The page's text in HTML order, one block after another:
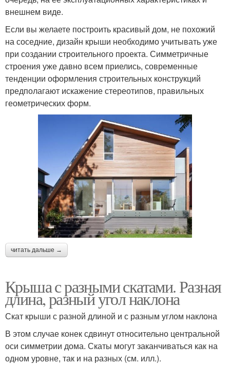
внешнем виде.
Если вы желаете построить красивый дом, не похожий
на соседние, дизайн крыши необходимо учитывать уже
при создании строительного проекта. Симметричные
строения уже давно всем приелись, современные
тенденции оформления строительных конструкций
предполагают искажение стереотипов, правильных
геометрических форм.
читать дальше →
Крыша с разными скатами. Разная
длина, разный угол наклона
Скат крыши с разной длиной и с разным углом наклона
В этом случае конек сдвинут относительно центральной
оси симметрии дома. Скаты могут заканчиваться как на
одном уровне, так и на разных (см. илл.).